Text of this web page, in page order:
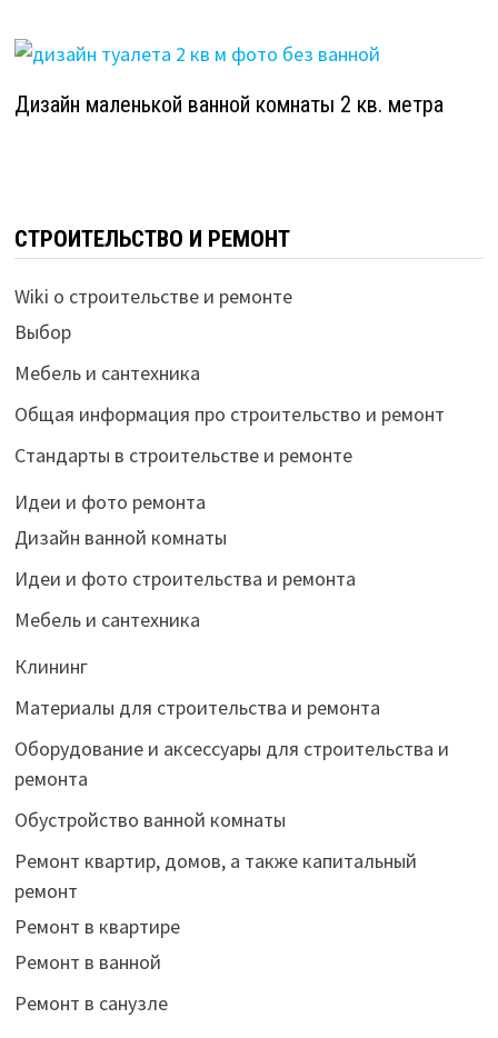
Дизайн маленькой ванной комнаты 2 кв. метра
СТРОИТЕЛЬСТВО И РЕМОНТ
Wiki о строительстве и ремонте
Выбор
Мебель и сантехника
Общая информация про строительство и ремонт
Стандарты в строительстве и ремонте
Идеи и фото ремонта
Дизайн ванной комнаты
Идеи и фото строительства и ремонта
Мебель и сантехника
Клининг
Материалы для строительства и ремонта
Оборудование и аксессуары для строительства и
ремонта
Обустройство ванной комнаты
Ремонт квартир, домов, а также капитальный
ремонт
Ремонт в квартире
Ремонт в ванной
Ремонт в санузле